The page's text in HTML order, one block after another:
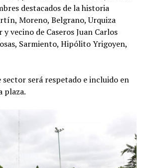
destacados de la historia
Moreno, Belgrano, Urquiza
vecino de Caseros Juan Carlos
Sarmiento, Hipólito Yrigoyen,
sector será respetado e incluido en
plaza.